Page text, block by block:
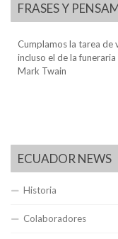
FRASES Y
Cumplamos la tarea de
incluso el de la funeraria
Mark Twain
ECUADOR NEWS
Historia
Colaboradores